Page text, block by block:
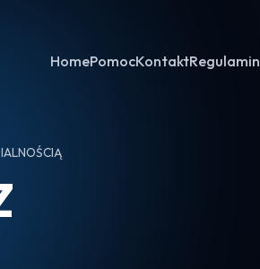
HomePomocKontaktRegulamin